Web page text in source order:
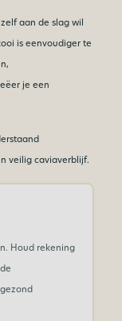
aan de slag wil
is eenvoudiger te
je een
veilig caviaverblijf.
Houd rekening